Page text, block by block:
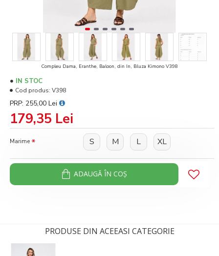
Compleu Dama, Eranthe, Baloon, din In, Bluza Kimono V398
179,35 Lei
PRP: 255,00 Lei
IN STOC
Cod produs: V398
Marime S M L XL
ADAUGĂ ÎN COŞ
PRODUSE DIN ACEEASI CATEGORIE